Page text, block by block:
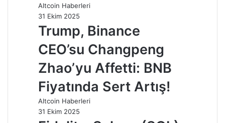
Altcoin Haberleri
31 Ekim 2025
Trump, Binance
CEO’su Changpeng
Zhao’yu Affetti: BNB
Fiyatında Sert Artış!
Altcoin Haberleri
31 Ekim 2025